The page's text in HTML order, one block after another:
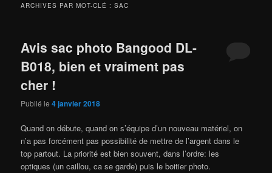
ARCHIVES PAR MOT-CLÉ :SAC
Avis sac photo Bangood DL-
B018, bien et vraiment pas
cher !
Publié le4 janvier 2018
Quand on débute, quand on s’équipe d’un nouveau matériel, on
n’a pas forcément pas possibilité de mettre de l’argent dans le
top partout. La priorité est bien souvent, dans l’ordre: les
optiques (un caillou, ca se garde) puis le boitier photo.